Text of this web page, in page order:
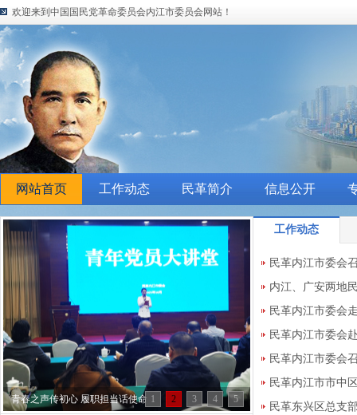
欢迎来到中国国民党革命委员会内江市委员会网站！
网站首页 工作动态 民革简介 信息公开
青春之声传初心 履职担当话使命 1 2 3 4 5
工作动态
民革内江市委会
议
内江、广安两地
位一体”建设“回
民革内江市委会
民革内江市委会
民革内江市委会
民革内江市市中
内江高新区支部
民革东兴区总支